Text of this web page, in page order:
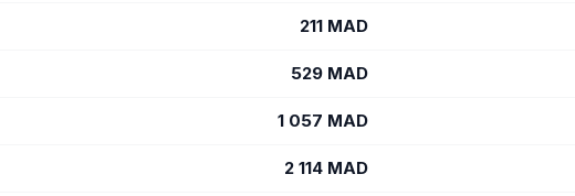
211 MAD
529 MAD
1 057 MAD
2 114 MAD